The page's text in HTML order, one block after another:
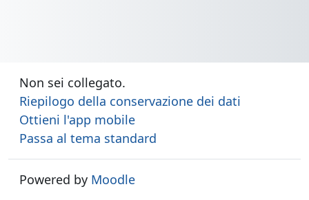
Non sei collegato.
Riepilogo della conservazione dei dati
Ottieni l'app mobile
Passa al tema standard
Powered by Moodle